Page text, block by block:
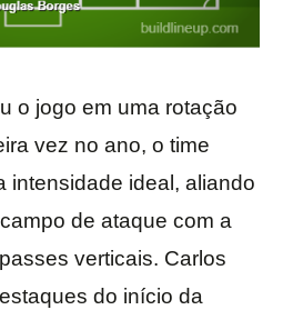
o jogo em uma rotação
vez no ano, o time
intensidade ideal, aliando
de ataque com a
verticais. Carlos
do início da